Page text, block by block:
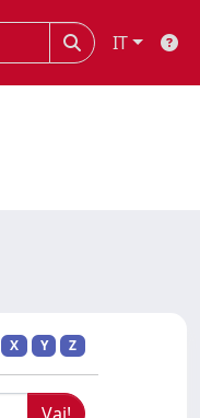
IT
X Y Z